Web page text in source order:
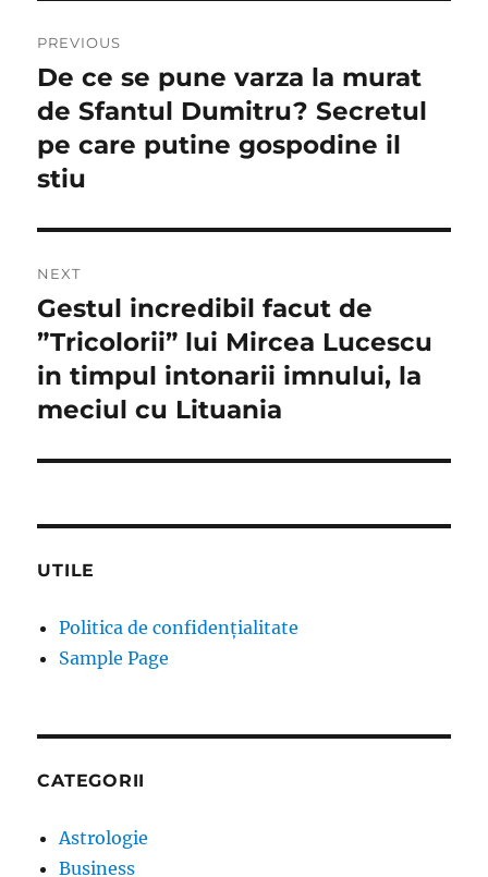
în
articole
PREVIOUS
Previous
post:
De ce se pune varza la murat
de Sfantul Dumitru? Secretul
pe care putine gospodine il
stiu
NEXT
Next
post:
Gestul incredibil facut de
”Tricolorii” lui Mircea Lucescu
in timpul intonarii imnului, la
meciul cu Lituania
UTILE
Politica de confidențialitate
Sample Page
CATEGORII
Astrologie
Business